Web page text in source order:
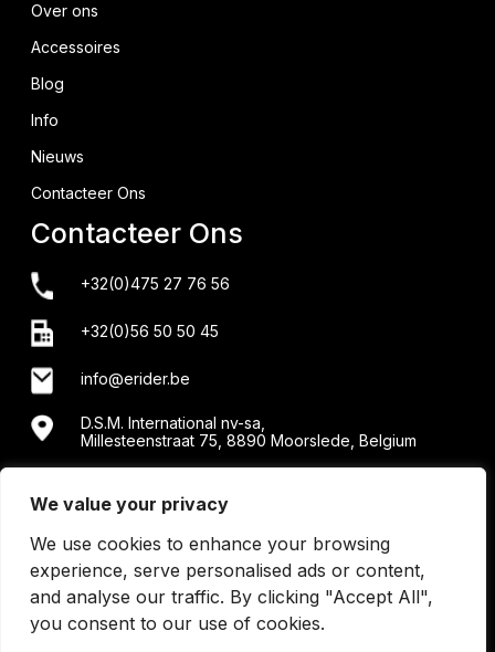
We value your privacy
We use cookies to enhance your browsing
experience, serve personalised ads or content,
and analyse our traffic. By clicking "Accept All",
you consent to our use of cookies.
Over ons
Accessoires
Blog
Info
Nieuws
Contacteer Ons
Contacteer Ons
+32(0)475 27 76 56
+32(0)56 50 50 45
info@erider.be
D.S.M. International nv-sa,
Millesteenstraat 75, 8890 Moorslede, Belgium
8890 Moorslede